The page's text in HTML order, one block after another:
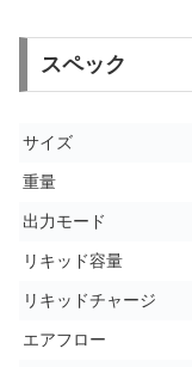
スペック
サイズ
重量
出力モード
リキッド容量
リキッドチャージ
エアフロー